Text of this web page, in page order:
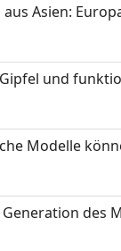
Asien:
und
Modelle
des